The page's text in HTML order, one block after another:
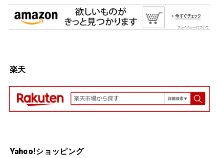
楽天
Yahoo!ショッピング